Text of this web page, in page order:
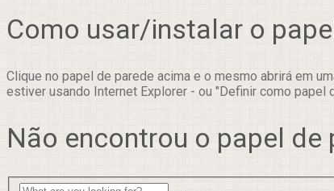
Como usar/instalar o
Clique no papel de parede acima e o mesmo abrirá em
estiver usando Internet Explorer - ou "Definir como papel
Não encontrou o papel de